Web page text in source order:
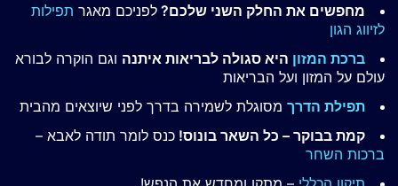
מחפשים את החלק השני שלכם? לפניכם מאגר תפילות
לזיווג הגון
ברכת המזון היא סגולה לבריאות איתנה וגם הוקרה לבורא
עולם על המזון ועל הבריאות
תפילת הדרך מסוגלת לשמירה בדרך לפני שיוצאים מהבית
קמת בבוקר – כל השאר בונוס! כנס לומר תודה לאבא –
ברכות השחר